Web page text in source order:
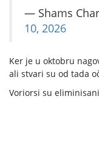
— Shams
10, 2026
Ker je u oktobru
ali stvari su od tada
Voriorsi su